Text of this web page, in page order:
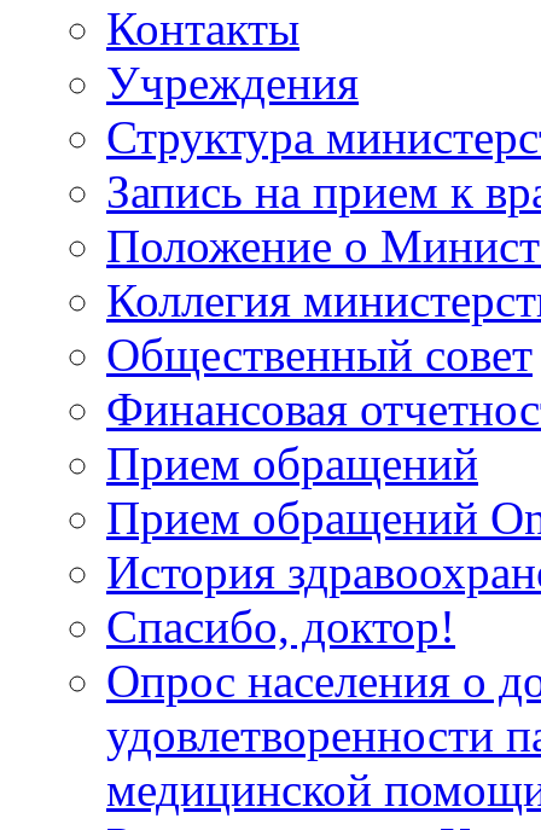
Контакты
Учреждения
Структура
Запись на прием к
Положение о
Коллегия
Общественный совет
Финансовая
Прием обращений
Прием обращений
История
Спасибо, доктор!
Опрос населения о
удовлетворенности
медицинской